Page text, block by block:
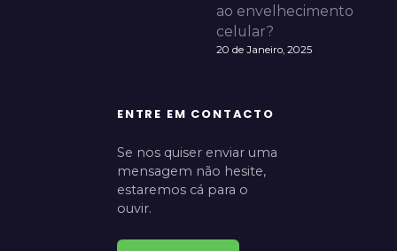
ao envelhecimento
celular?
20 de Janeiro, 2025
ENTRE EM CONTACTO
Se nos quiser enviar uma
mensagem não hesite,
estaremos cá para o
ouvir.